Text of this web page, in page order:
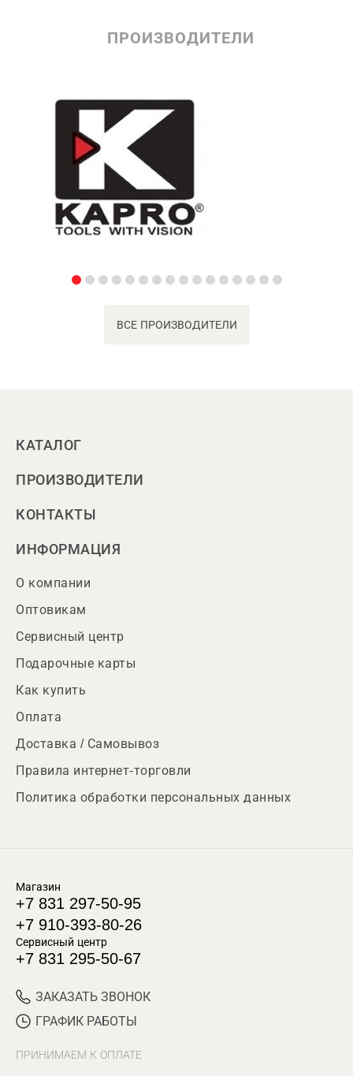
ПРОИЗВОДИТЕЛИ
ВСЕ ПРОИЗВОДИТЕЛИ
КАТАЛОГ
ПРОИЗВОДИТЕЛИ
КОНТАКТЫ
ИНФОРМАЦИЯ
О компании
Оптовикам
Сервисный центр
Подарочные карты
Как купить
Оплата
Доставка / Самовывоз
Правила интернет-торговли
Политика обработки персональных данных
Магазин
+7 831 297-50-95
+7 910-393-80-26
Сервисный центр
+7 831 295-50-67
ЗАКАЗАТЬ ЗВОНОК
ГРАФИК РАБОТЫ
ПРИНИМАЕМ К ОПЛАТЕ